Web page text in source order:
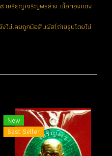
เหรียญเจริญพรล่าง เนื้อทองแดง
ไม่เคยถูกมือสัมผัส(ถ่ายรูปโดยไม่
New
Best Seller